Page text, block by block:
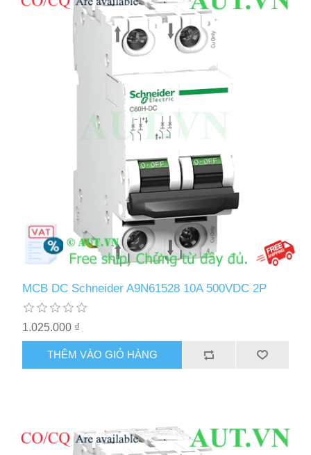
MCB DC Schneider A9N61528 10A 500VDC 2P
1.025.000 ₫
THÊM VÀO GIỎ HÀNG